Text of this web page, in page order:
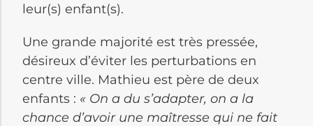
leur(s) enfant(s).
Une grande majorité est très pressée,
désireux d’éviter les perturbations en
centre ville. Mathieu est père de deux
enfants : « On a du s’adapter, on a la
chance d’avoir une maîtresse qui ne fait